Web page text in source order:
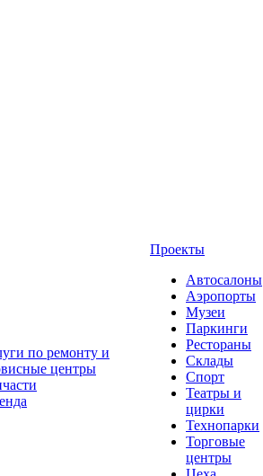
по ремонту и
центры
Проекты
Автосалоны
Аэропорты
Музеи
Паркинги
Рестораны
Склады
Спорт
Театры и
цирки
Технопарки
Торговые
центры